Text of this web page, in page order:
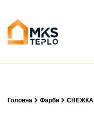
Головна Фарби СНЕЖКА